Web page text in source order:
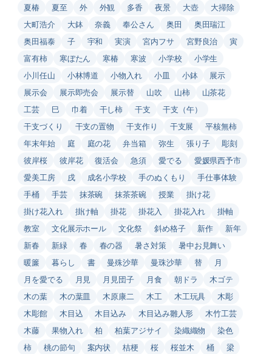
夏椿
夏至 外 外観 多香 夜景 大壺
大掃除
大町浩介
大鉢 奈義 奉公さん 奥田
奥田瑞江
奥田福泰
子 宇和 実演 宮内フサ 宮野良治
寅
富有柿
寒ぼたん 寒椿 寒波 小学校
小学生
小川任山
小林博道 小物入れ 小皿 小鉢
展示
展示会
展示即売会 展示替 山吹 山柿
山茶花
工芸
巳 巾着 干し柿 干支
干支（午）
干支づくり
干支の置物 干支作り 干支展
平核無柿
年末年始
庭 庭の花 弁当箱 弥生 張り子
彫刻
彼岸桜
彼岸花 復活会 急須 愛でる
愛媛県西予市
愛美工房
戌 成名小学校 手のぬくもり
手仕事体験
手桶
手芸 抹茶碗 抹茶茶碗 授業
掛け花
掛け花入れ
掛け軸 掛花 掛花入 掛花入れ
掛軸
教室
文化展示ホール 文化祭 斜め格子 新作
新年
新春
新緑 春 春の器 暑さ対策
暑中お見舞い
暖簾
暮らし 書 曼殊沙華 曼珠沙華 替
月
月を愛でる
月見 月見団子 月食 朝ドラ
木ゴテ
木の葉
木の葉皿 木原康二 木工 木工玩具
木彫
木彫館
木目込 木目込み 木目込み雛人形
木竹工芸
木藤
果物入れ 柏 柏葉アジサイ 染織織物
染色
柿
桃の節句 案内状 桔梗 桜 桜並木 桶 梁